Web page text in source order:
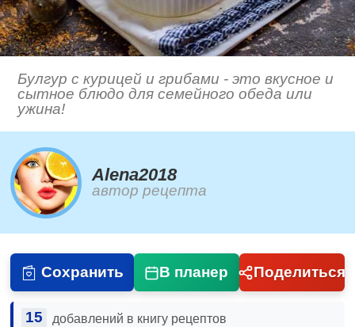
Булгур с курицей и грибами - это вкусное и
сытное блюдо для семейного обеда или
ужина!
Alena2018
автор рецепта
Сохранить В планер Поделиться
15 добавлений в книгу рецептов